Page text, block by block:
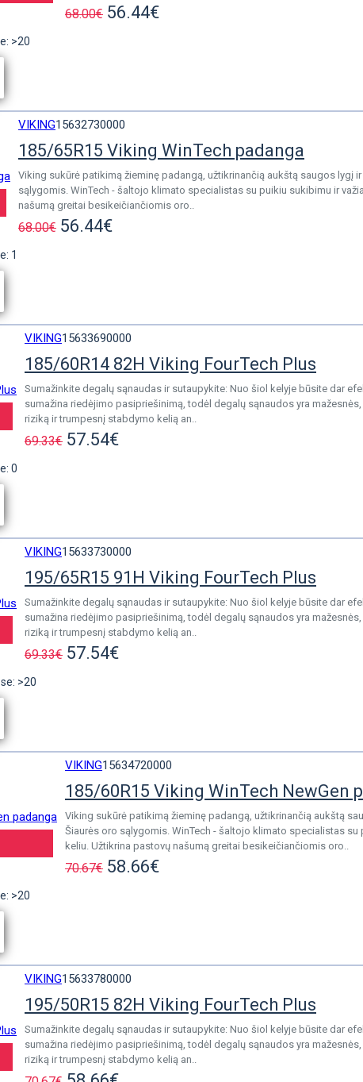
68.00€ 56.44€
>20
VIKING15632730000
185/65R15 Viking WinTech padanga
Viking sukūrė patikimą žieminę padangą, užtikrinančią aukštą saugos lygį
sąlygomis. WinTech - šaltojo klimato specialistas su puikiu sukibimu ir
našumą greitai besikeičiančiomis oro..
68.00€ 56.44€
1
VIKING15633690000
185/60R14 82H Viking FourTech Plus
Sumažinkite degalų sąnaudas ir sutaupykite: Nuo šiol kelyje būsite dar
sumažina riedėjimo pasipriešinimą, todėl degalų sąnaudos yra
riziką ir trumpesnį stabdymo kelią an..
69.33€ 57.54€
0
VIKING15633730000
195/65R15 91H Viking FourTech Plus
Sumažinkite degalų sąnaudas ir sutaupykite: Nuo šiol kelyje būsite dar
sumažina riedėjimo pasipriešinimą, todėl degalų sąnaudos yra
riziką ir trumpesnį stabdymo kelią an..
69.33€ 57.54€
>20
VIKING15634720000
185/60R15 Viking WinTech NewGen
Viking sukūrė patikimą žieminę padangą, užtikrinančią aukštą
Šiaurės oro sąlygomis. WinTech - šaltojo klimato specialistas
keliu. Užtikrina pastovų našumą greitai besikeičiančiomis oro..
70.67€ 58.66€
>20
VIKING15633780000
195/50R15 82H Viking FourTech Plus
Sumažinkite degalų sąnaudas ir sutaupykite: Nuo šiol kelyje būsite dar
sumažina riedėjimo pasipriešinimą, todėl degalų sąnaudos yra
riziką ir trumpesnį stabdymo kelią an..